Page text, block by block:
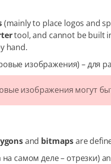
(mainly to place logos and
tool, and cannot be built
hand.
изображения) – для
изображения могут
and bitmapsare
самом деле – отрезки)